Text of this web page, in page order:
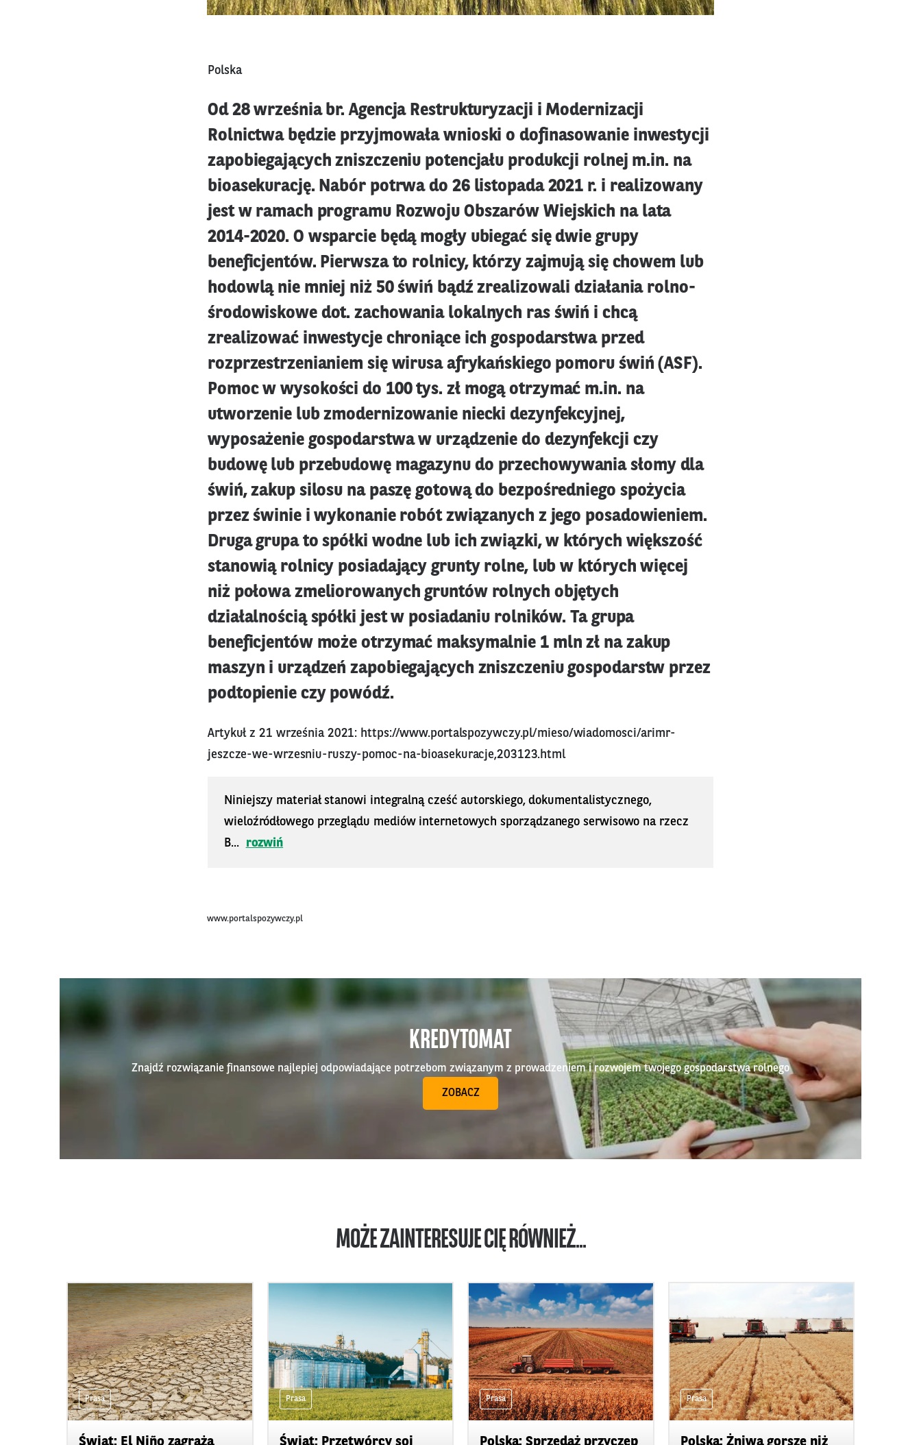
Polska
Od 28 września br. Agencja Restrukturyzacji i Modernizacji
Rolnictwa będzie przyjmowała wnioski o dofinasowanie inwestycji
zapobiegających zniszczeniu potencjału produkcji rolnej m.in. na
bioasekurację. Nabór potrwa do 26 listopada 2021 r. i realizowany
jest w ramach programu Rozwoju Obszarów Wiejskich na lata
2014-2020. O wsparcie będą mogły ubiegać się dwie grupy
beneficjentów. Pierwsza to rolnicy, którzy zajmują się chowem lub
hodowlą nie mniej niż 50 świń bądź zrealizowali działania rolno-
środowiskowe dot. zachowania lokalnych ras świń i chcą
zrealizować inwestycje chroniące ich gospodarstwa przed
rozprzestrzenianiem się wirusa afrykańskiego pomoru świń (ASF).
Pomoc w wysokości do 100 tys. zł mogą otrzymać m.in. na
utworzenie lub zmodernizowanie niecki dezynfekcyjnej,
wyposażenie gospodarstwa w urządzenie do dezynfekcji czy
budowę lub przebudowę magazynu do przechowywania słomy dla
świń, zakup silosu na paszę gotową do bezpośredniego spożycia
przez świnie i wykonanie robót związanych z jego posadowieniem.
Druga grupa to spółki wodne lub ich związki, w których większość
stanowią rolnicy posiadający grunty rolne, lub w których więcej
niż połowa zmeliorowanych gruntów rolnych objętych
działalnością spółki jest w posiadaniu rolników. Ta grupa
beneficjentów może otrzymać maksymalnie 1 mln zł na zakup
maszyn i urządzeń zapobiegających zniszczeniu gospodarstw przez
podtopienie czy powódź.
Artykuł z 21 września 2021: https://www.portalspozywczy.pl/mieso/wiadomosci/arimr-
jeszcze-we-wrzesniu-ruszy-pomoc-na-bioasekuracje,203123.html
Niniejszy materiał stanowi integralną cześć autorskiego, dokumentalistycznego,
wieloźródłowego przeglądu mediów internetowych sporządzanego serwisowo na rzecz
B...
rozwiń
www.portalspozywczy.pl
KREDYTOMAT
Znajdź rozwiązanie finansowe najlepiej odpowiadające potrzebom związanym z prowadzeniem i rozwojem twojego gospodarstwa rolnego
ZOBACZ
MOŻE ZAINTERESUJE CIĘ RÓWNIEŻ...
Prasa
Świat: El Niño zagraża
Prasa
Świat: Przetwórcy soi
Prasa
Polska: Sprzedaż przyczep
Prasa
Polska: Żniwa gorsze niż